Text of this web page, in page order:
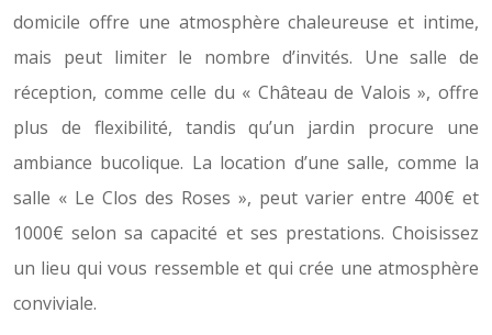
domicile offre une atmosphère chaleureuse et intime,
mais peut limiter le nombre d’invités. Une salle de
réception, comme celle du « Château de Valois », offre
plus de flexibilité, tandis qu’un jardin procure une
ambiance bucolique. La location d’une salle, comme la
salle « Le Clos des Roses », peut varier entre 400€ et
1000€ selon sa capacité et ses prestations. Choisissez
un lieu qui vous ressemble et qui crée une atmosphère
conviviale.